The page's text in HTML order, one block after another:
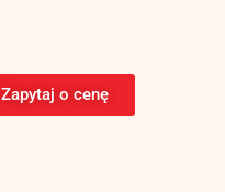
Zapytaj o cenę